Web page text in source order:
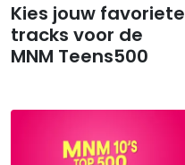
Kies jouw favoriete
tracks voor de
MNM Teens500